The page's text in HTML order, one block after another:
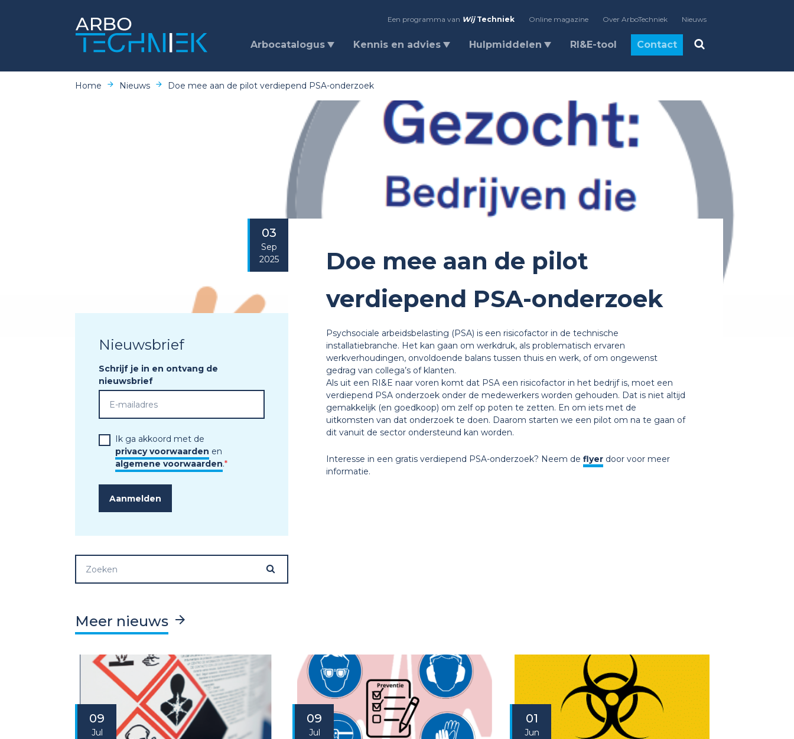
Een programma van Wij Techniek Online magazine Over ArboTechniek Nieuws
Arbocatalogus Kennis en advies Hulpmiddelen RI&E-tool Contact
Home Nieuws Doe mee aan de pilot verdiepend PSA-onderzoek
03
Sep
2025
Doe mee aan de pilot
verdiepend PSA-onderzoek
Psychsociale arbeidsbelasting (PSA) is een risicofactor in de technische
installatiebranche. Het kan gaan om werkdruk, als problematisch ervaren
werkverhoudingen, onvoldoende balans tussen thuis en werk, of om ongewenst
gedrag van collega’s of klanten.
Als uit een RI&E naar voren komt dat PSA een risicofactor in het bedrijf is, moet een
verdiepend PSA onderzoek onder de medewerkers worden gehouden. Dat is niet altijd
gemakkelijk (en goedkoop) om zelf op poten te zetten. En om iets met de
uitkomsten van dat onderzoek te doen. Daarom starten we een pilot om na te gaan of
dit vanuit de sector ondersteund kan worden.
Interesse in een gratis verdiepend PSA-onderzoek? Neem de flyer door voor meer
informatie.
Nieuwsbrief
Schrijf je in en ontvang de
nieuwsbrief
Ik ga akkoord met de
privacy voorwaarden en
algemene voorwaarden.*
Meer nieuws
09
Jul
09
Jul
01
Jun